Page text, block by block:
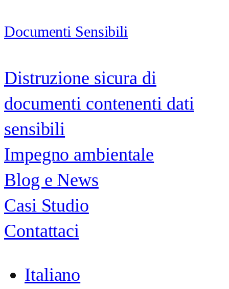
Documenti Sensibili
Distruzione sicura di
documenti contenenti dati
sensibili
Impegno ambientale
Blog e News
Casi Studio
Contattaci
Italiano